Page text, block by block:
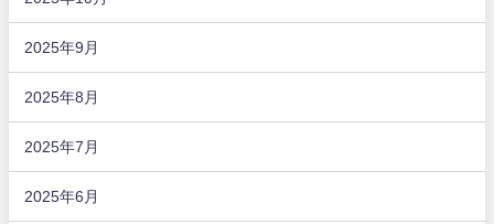
2025年9月
2025年8月
2025年7月
2025年6月